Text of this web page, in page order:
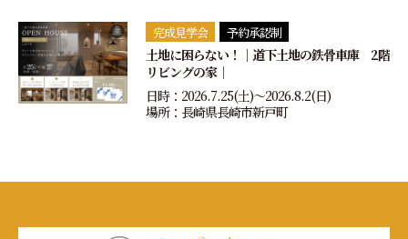
完成見学会 予約承認制
土地に困らない！｜道下土地の鉄骨車庫 2階
リビングの家｜
日時：2026.7.25(土)〜2026.8.2(日)
場所：長崎県長崎市新戸町